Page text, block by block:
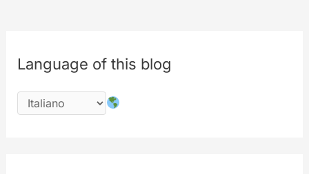
più
veloce
e
più
Language of this blog